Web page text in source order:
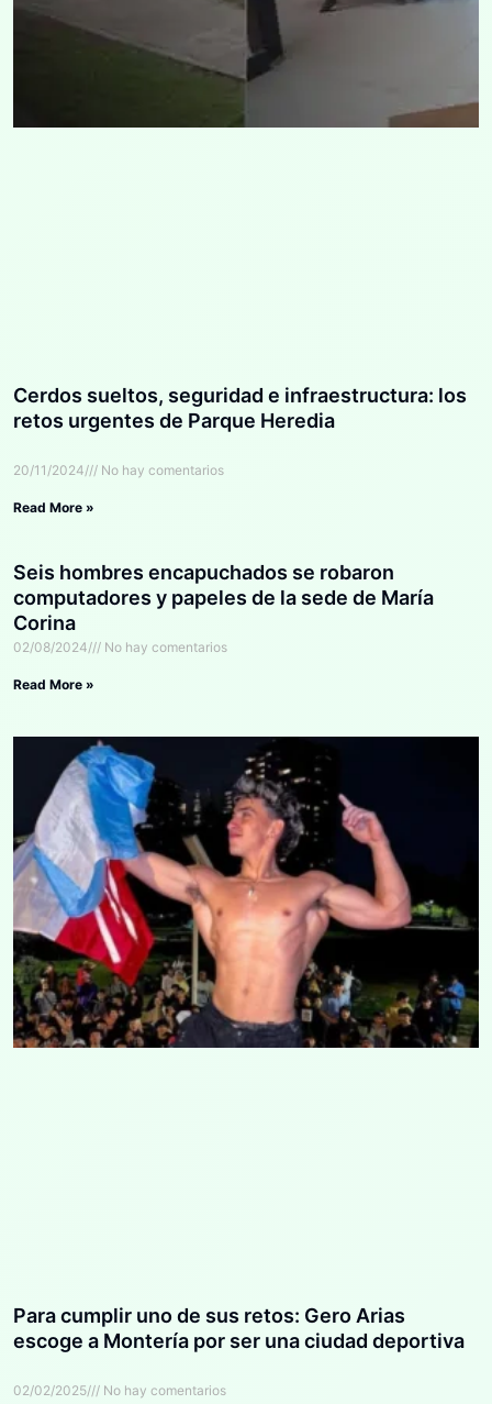
Cerdos sueltos, seguridad e infraestructura: los
retos urgentes de Parque Heredia
20/11/2024 No hay comentarios
Read More »
Seis hombres encapuchados se robaron
computadores y papeles de la sede de María
Corina
02/08/2024 No hay comentarios
Read More »
Para cumplir uno de sus retos: Gero Arias
escoge a Montería por ser una ciudad deportiva
02/02/2025 No hay comentarios